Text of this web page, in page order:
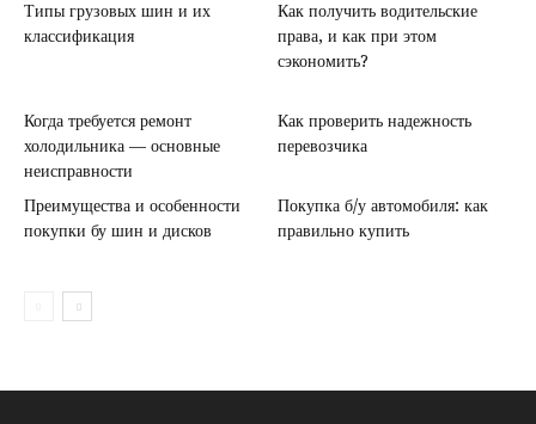
Типы грузовых шин и их
классификация
Как получить водительские
права, и как при этом
сэкономить?
Когда требуется ремонт
холодильника — основные
неисправности
Как проверить надежность
перевозчика
Преимущества и особенности
покупки бу шин и дисков
Покупка б/у автомобиля: как
правильно купить